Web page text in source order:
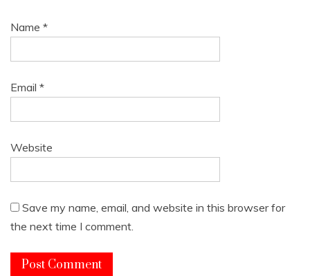
Name *
Email *
Website
Save my name, email, and website in this browser for
the next time I comment.